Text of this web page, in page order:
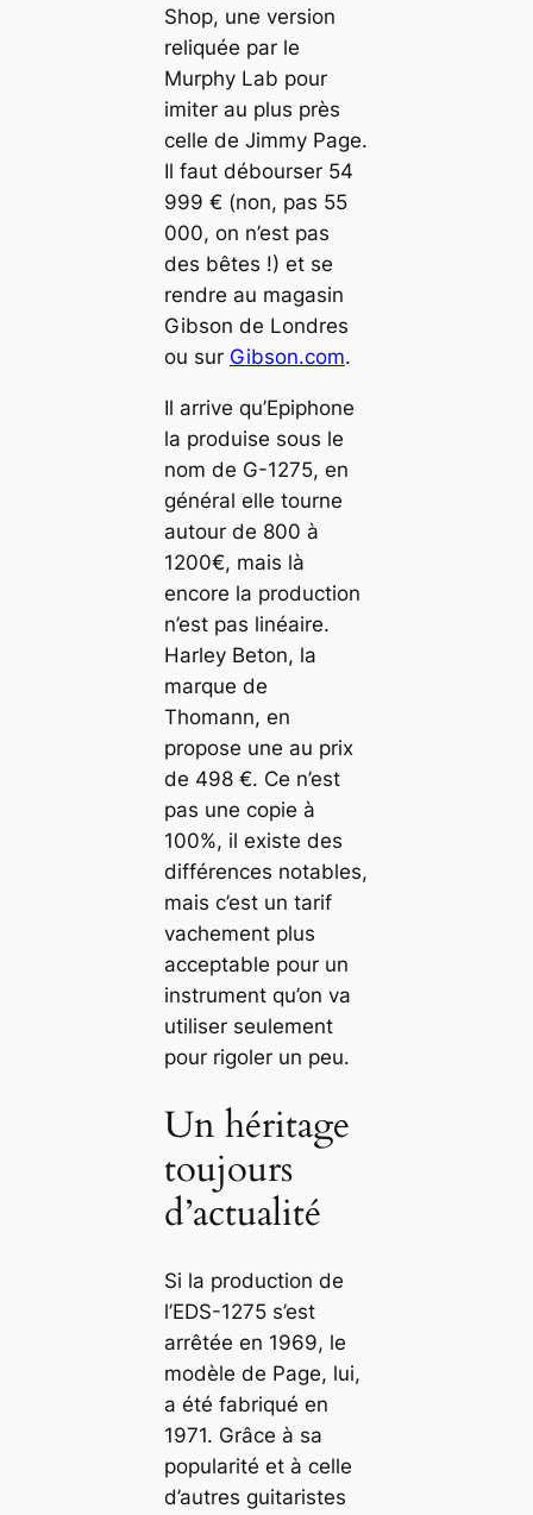
Shop, une version
reliquée par le
Murphy Lab pour
imiter au plus près
celle de Jimmy Page.
Il faut débourser 54
999 € (non, pas 55
000, on n’est pas
des bêtes !) et se
rendre au magasin
Gibson de Londres
ou sur Gibson.com.
Il arrive qu’Epiphone
la produise sous le
nom de G-1275, en
général elle tourne
autour de 800 à
1200€, mais là
encore la production
n’est pas linéaire.
Harley Beton, la
marque de
Thomann, en
propose une au prix
de 498 €. Ce n’est
pas une copie à
100%, il existe des
différences notables,
mais c’est un tarif
vachement plus
acceptable pour un
instrument qu’on va
utiliser seulement
pour rigoler un peu.
Un héritage
toujours
d’actualité
Si la production de
l’EDS-1275 s’est
arrêtée en 1969, le
modèle de Page, lui,
a été fabriqué en
1971. Grâce à sa
popularité et à celle
d’autres guitaristes